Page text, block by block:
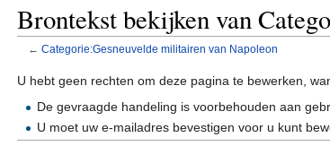
Brontekst bekijken van
← Categorie:Gesneuvelde militairen van Napoleon
U hebt geen rechten om deze pagina te bewerken,
De gevraagde handeling is voorbehouden aan
U moet uw e-mailadres bevestigen voor u kunt